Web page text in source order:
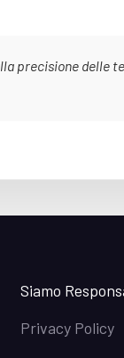
precisione delle
Siamo
Privacy Policy